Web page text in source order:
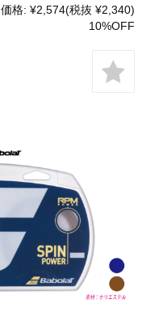
価格: ¥2,574(税抜 ¥2,340)
10%OFF